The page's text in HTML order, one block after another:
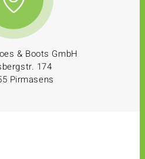
& Boots GmbH
174
Pirmasens